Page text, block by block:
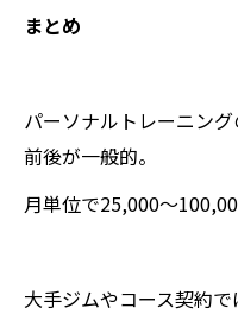
まとめ
パーソナルトレーニン
前後が一般的。
月単位で25,000〜
大手ジムやコース契約